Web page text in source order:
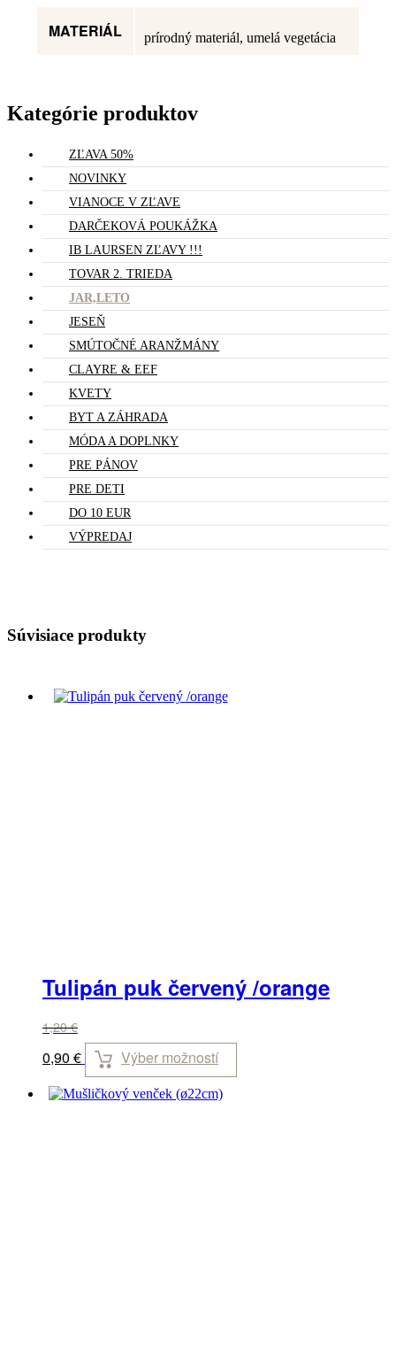
MATERIÁL prírodný materiál, umelá vegetácia
Kategórie produktov
ZĽAVA 50%
NOVINKY
VIANOCE V ZĽAVE
DARČEKOVÁ POUKÁŽKA
IB LAURSEN ZĽAVY !!!
TOVAR 2. TRIEDA
JAR,LETO
JESEŇ
SMÚTOČNÉ ARANŽMÁNY
CLAYRE & EEF
KVETY
BYT A ZÁHRADA
MÓDA A DOPLNKY
PRE PÁNOV
PRE DETI
DO 10 EUR
VÝPREDAJ
Súvisiace produkty
Tulipán puk červený /orange
1,20€
0,90 € Výber možností